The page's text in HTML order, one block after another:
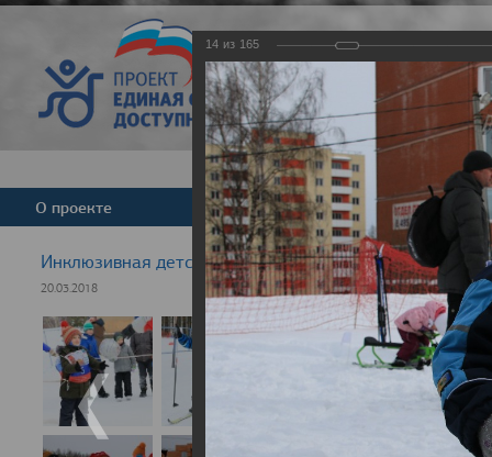
Версия для
О проекте Команда Новости
Инклюзивная детская гонка "Лыжня здоровья" 2018
20.03.2018
14 из 165